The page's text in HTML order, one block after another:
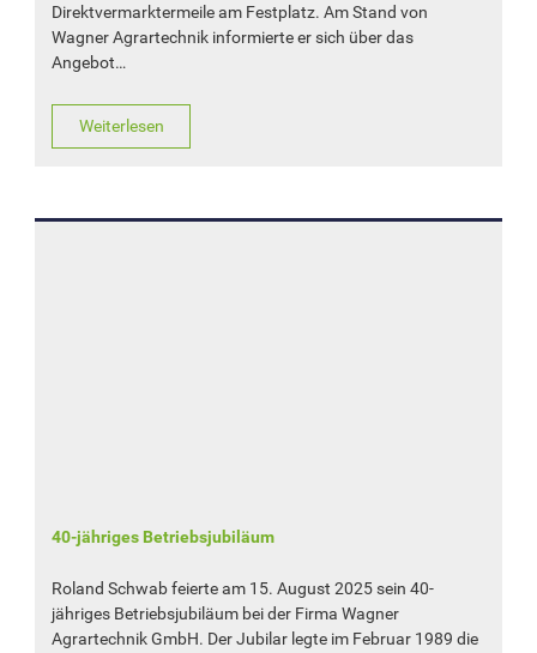
Direktvermarktermeile am Festplatz. Am Stand von
Wagner Agrartechnik informierte er sich über das
Angebot…
Weiterlesen
40-jähriges Betriebsjubiläum
Roland Schwab feierte am 15. August 2025 sein 40-
jähriges Betriebsjubiläum bei der Firma Wagner
Agrartechnik GmbH. Der Jubilar legte im Februar 1989 die